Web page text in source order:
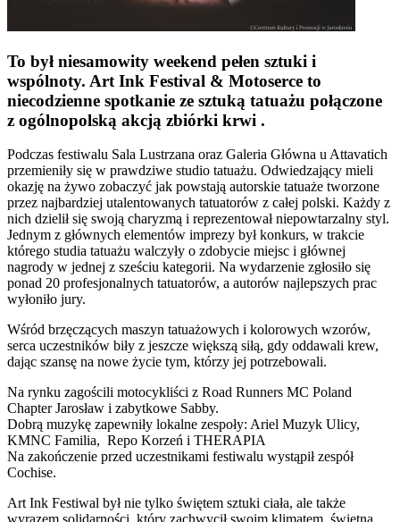
To był niesamowity weekend pełen sztuki i
wspólnoty. Art Ink Festival & Motoserce to
niecodzienne spotkanie ze sztuką tatuażu połączone
z ogólnopolską akcją zbiórki krwi .
Podczas festiwalu Sala Lustrzana oraz Galeria Główna u Attavatich
przemieniły się w prawdziwe studio tatuażu. Odwiedzający mieli
okazję na żywo zobaczyć jak powstają autorskie tatuaże tworzone
przez najbardziej utalentowanych tatuatorów z całej polski. Każdy z
nich dzielił się swoją charyzmą i reprezentował niepowtarzalny styl.
Jednym z głównych elementów imprezy był konkurs, w trakcie
którego studia tatuażu walczyły o zdobycie miejsc i głównej
nagrody w jednej z sześciu kategorii. Na wydarzenie zgłosiło się
ponad 20 profesjonalnych tatuatorów, a autorów najlepszych prac
wyłoniło jury.
Wśród brzęczących maszyn tatuażowych i kolorowych wzorów,
serca uczestników biły z jeszcze większą siłą, gdy oddawali krew,
dając szansę na nowe życie tym, którzy jej potrzebowali.
Na rynku zagościli motocykliści z Road Runners MC Poland
Chapter Jarosław i zabytkowe Sabby.
Dobrą muzykę zapewniły lokalne zespoły: Ariel Muzyk Ulicy,
KMNC Familia, Repo Korzeń i THERAPIA
Na zakończenie przed uczestnikami festiwalu wystąpił zespół
Cochise.
Art Ink Festiwal był nie tylko świętem sztuki ciała, ale także